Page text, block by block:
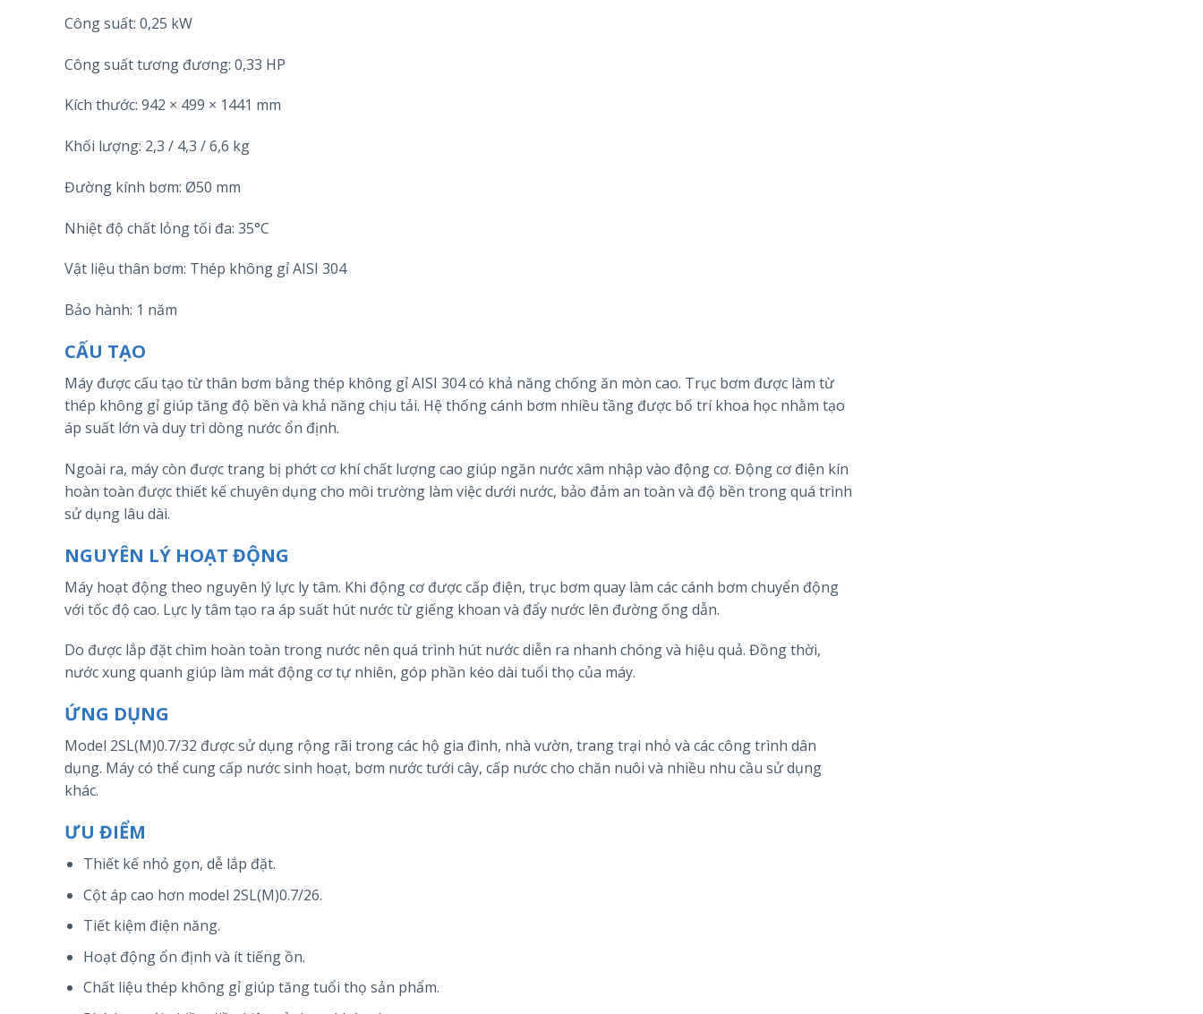
Công suất: 0,25 kW
Công suất tương đương: 0,33 HP
Kích thước: 942 × 499 × 1441 mm
Khối lượng: 2,3 / 4,3 / 6,6 kg
Đường kính bơm: Ø50 mm
Nhiệt độ chất lỏng tối đa: 35°C
Vật liệu thân bơm: Thép không gỉ AISI 304
Bảo hành: 1 năm
CẤU TẠO
Máy được cấu tạo từ thân bơm bằng thép không gỉ AISI 304 có khả năng chống ăn mòn cao. Trục bơm được làm từ
thép không gỉ giúp tăng độ bền và khả năng chịu tải. Hệ thống cánh bơm nhiều tầng được bố trí khoa học nhằm tạo
áp suất lớn và duy trì dòng nước ổn định.
Ngoài ra, máy còn được trang bị phớt cơ khí chất lượng cao giúp ngăn nước xâm nhập vào động cơ. Động cơ điện kín
hoàn toàn được thiết kế chuyên dụng cho môi trường làm việc dưới nước, bảo đảm an toàn và độ bền trong quá trình
sử dụng lâu dài.
NGUYÊN LÝ HOẠT ĐỘNG
Máy hoạt động theo nguyên lý lực ly tâm. Khi động cơ được cấp điện, trục bơm quay làm các cánh bơm chuyển động
với tốc độ cao. Lực ly tâm tạo ra áp suất hút nước từ giếng khoan và đẩy nước lên đường ống dẫn.
Do được lắp đặt chìm hoàn toàn trong nước nên quá trình hút nước diễn ra nhanh chóng và hiệu quả. Đồng thời,
nước xung quanh giúp làm mát động cơ tự nhiên, góp phần kéo dài tuổi thọ của máy.
ỨNG DỤNG
Model 2SL(M)0.7/32 được sử dụng rộng rãi trong các hộ gia đình, nhà vườn, trang trại nhỏ và các công trình dân
dụng. Máy có thể cung cấp nước sinh hoạt, bơm nước tưới cây, cấp nước cho chăn nuôi và nhiều nhu cầu sử dụng
khác.
ƯU ĐIỂM
Thiết kế nhỏ gọn, dễ lắp đặt.
Cột áp cao hơn model 2SL(M)0.7/26.
Tiết kiệm điện năng.
Hoạt động ổn định và ít tiếng ồn.
Chất liệu thép không gỉ giúp tăng tuổi thọ sản phẩm.